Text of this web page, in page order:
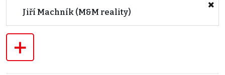
Jiří Machník (M&M reality)
+